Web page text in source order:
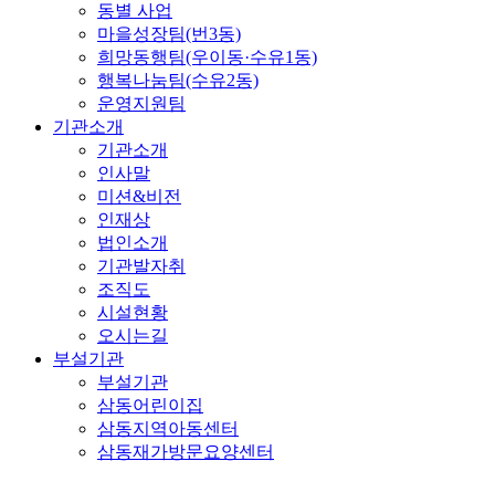
동별 사업
마을성장팀(번3동)
희망동행팀(우이동·수유1동)
행복나눔팀(수유2동)
운영지원팀
기관소개
기관소개
인사말
미션&비전
인재상
법인소개
기관발자취
조직도
시설현황
오시는길
부설기관
부설기관
삼동어린이집
삼동지역아동센터
삼동재가방문요양센터